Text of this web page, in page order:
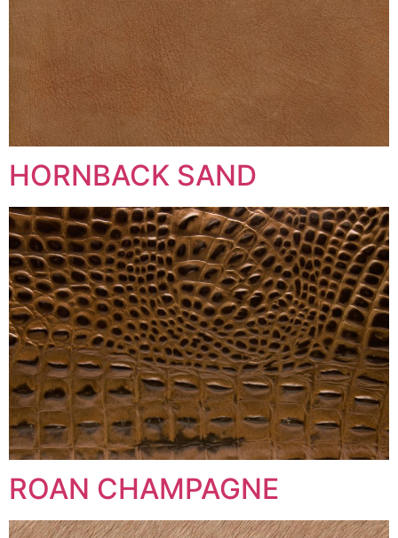
HORNBACK SAND
ROAN CHAMPAGNE